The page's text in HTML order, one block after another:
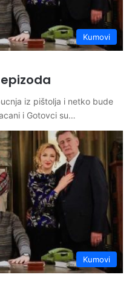
Kumovi
epizoda
iz pištolja i netko bude
i Gotovci su…
Kumovi